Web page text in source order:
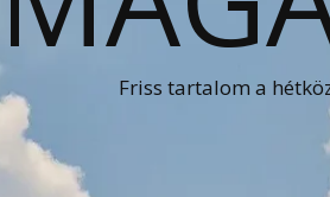
Friss tartalom a